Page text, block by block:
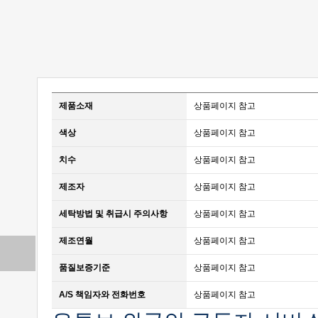
다음 상품
제품소재 상품페이지 참고
색상 상품페이지 참고
치수 상품페이지 참고
제조자 상품페이지 참고
세탁방법 및 취급시 주의사항 상품페이지 참고
제조연월 상품페이지 참고
품질보증기준 상품페이지 참고
A/S 책임자와 전화번호 상품페이지 참고